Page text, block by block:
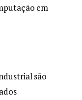
em
são